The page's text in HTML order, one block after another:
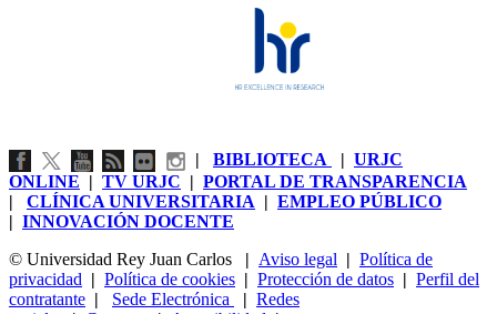
| BIBLIOTECA | URJC
ONLINE | TV URJC | PORTAL DE TRANSPARENCIA
| CLÍNICA UNIVERSITARIA | EMPLEO PÚBLICO
| INNOVACIÓN DOCENTE
© Universidad Rey Juan Carlos
| Aviso legal | Política de
privacidad | Política de cookies | Protección de datos | Perfil del
contratante | Sede Electrónica | Redes